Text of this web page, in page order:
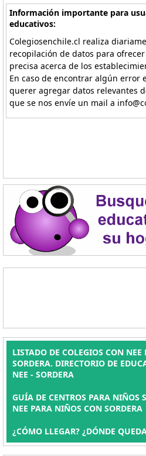
Información importante para
educativos:
Colegiosenchile.cl realiza
recopilación de datos para
precisa acerca de los
En caso de encontrar algún error
querer agregar datos relevantes
que se nos envíe un mail a
LISTADO DE COLEGIOS CON
SORDERA. DIRECTORIO DE
NEE - SORDERA
GUÍA DE CENTROS PARA NIÑOS
NEE PARA NIÑOS CON SORDERA
¿CÓMO LLEGAR? ¿DÓNDE